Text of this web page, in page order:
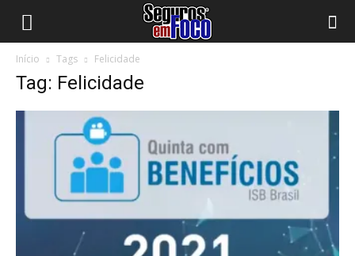
Início Tags Felicidade
Tag: Felicidade